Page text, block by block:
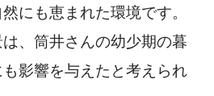
にも恵まれた環境です。
、筒井さんの幼少期の暮
影響を与えたと考えられ